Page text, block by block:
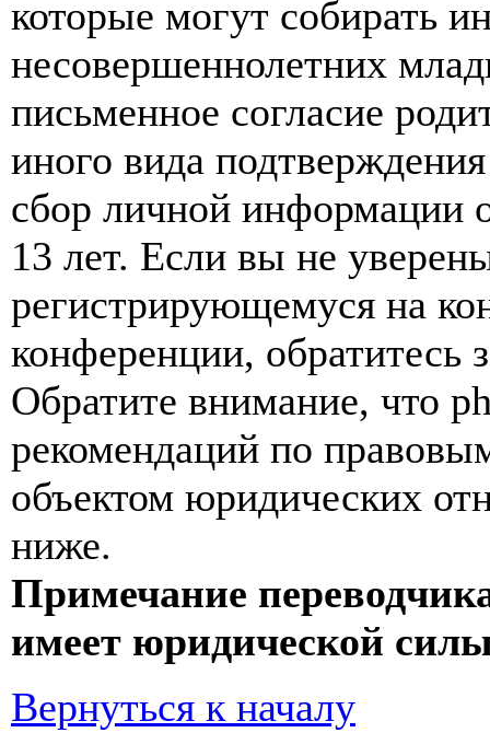
которые могут собирать
несовершеннолетних
письменное согласие
иного вида
сбор личной информации
13 лет. Если вы не
регистрирующемуся на
конференции, обратитесь
Обратите внимание, что
рекомендаций по
объектом юридических
ниже.
Примечание
имеет юридической
Вернуться к началу